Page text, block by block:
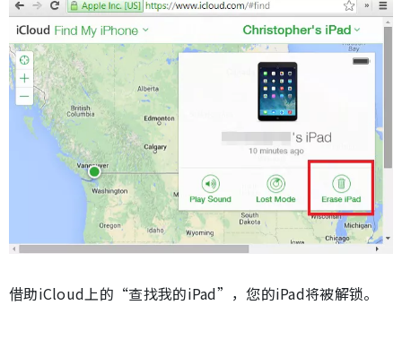
借助iCloud上的“查找我的iPad”，您的iPad将被解锁。